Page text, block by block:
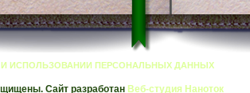
ИСПОЛЬЗОВАНИИ ПЕРСОНАЛЬНЫХ ДАННЫХ
Сайт разработан Веб-студия Наноток